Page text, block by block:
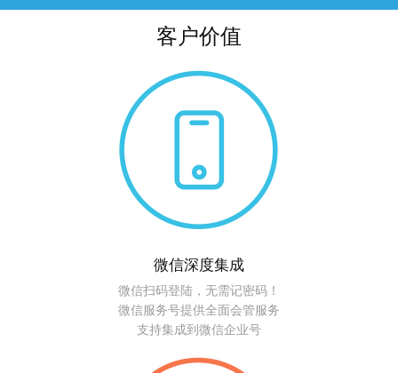
客户价值
微信深度集成
微信扫码登陆，无需记密码！
微信服务号提供全面会管服务
支持集成到微信企业号